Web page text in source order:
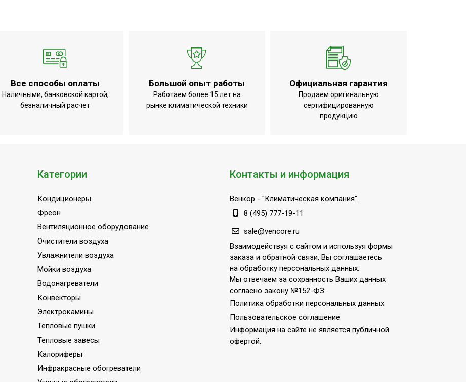
Все способы оплаты
Наличными, банковской картой,
безналичный расчет
Большой опыт работы
Работаем более 15 лет на
рынке климатической техники
Официальная гарантия
Продаем оригинальную
сертифицированную
продукцию
Категории
Кондиционеры
Фреон
Вентиляционное оборудование
Очистители воздуха
Увлажнители воздуха
Мойки воздуха
Водонагреватели
Конвекторы
Электрокамины
Тепловые пушки
Тепловые завесы
Калориферы
Инфракрасные обогреватели
Контакты и информация
Венкор - "Климатическая компания".
8 (495) 777-19-11
sale@vencore.ru
Взаимодействуя с сайтом и используя формы
заказа и обратной связи, Вы соглашаетесь
на обработку персональных данных.
Мы отвечаем за сохранность Ваших данных
согласно закону №152-ФЗ:
Политика обработки персональных данных
Пользовательское соглашение
Информация на сайте не является публичной
офертой.